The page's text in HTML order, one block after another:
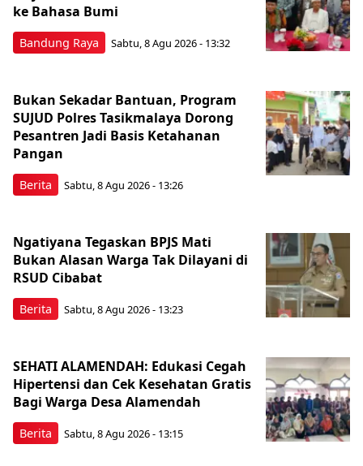
Bandung Raya
ke Bahasa Bumi
Sabtu, 8 Agu 2026 - 13:32
Berita
Bukan Sekadar Bantuan, Program
SUJUD Polres Tasikmalaya Dorong
Pesantren Jadi Basis Ketahanan
Pangan
Sabtu, 8 Agu 2026 - 13:26
Berita
Ngatiyana Tegaskan BPJS Mati
Bukan Alasan Warga Tak Dilayani di
RSUD Cibabat
Sabtu, 8 Agu 2026 - 13:23
Berita
SEHATI ALAMENDAH: Edukasi Cegah
Hipertensi dan Cek Kesehatan Gratis
Bagi Warga Desa Alamendah
Sabtu, 8 Agu 2026 - 13:15